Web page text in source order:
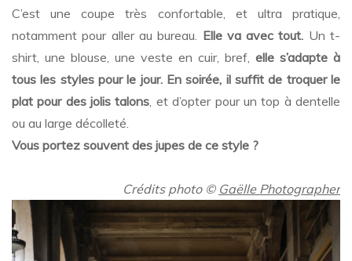
C’est une coupe très confortable, et ultra pratique,
notamment pour aller au bureau. Elle va avec tout. Un t-
shirt, une blouse, une veste en cuir, bref, elle s’adapte à
tous les styles pour le jour. En soirée, il suffit de troquer le
plat pour des jolis talons , et d’opter pour un top à dentelle
ou au large décolleté.
Vous portez souvent des jupes de ce style ?
Crédits photo © Gaëlle Photographer